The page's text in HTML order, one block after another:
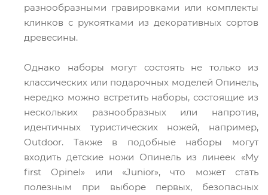
разнообразными гравировками или комплекты
клинков с рукоятками из декоративных сортов
древесины.
Однако наборы могут состоять не только из
классических или подарочных моделей Опинель,
нередко можно встретить наборы, состоящие из
нескольких разнообразных или напротив,
идентичных туристических ножей, например,
Outdoor. Также в подобные наборы могут
входить детские ножи Опинель из линеек «My
first Opinel» или «Junior», что может стать
полезным при выборе первых, безопасных